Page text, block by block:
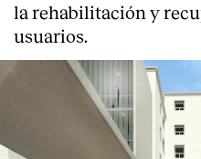
la rehabilitación y
usuarios.